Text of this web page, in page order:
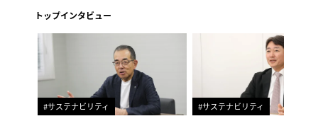
トップインタビュー
#サステナビリティ #サステナビリティ